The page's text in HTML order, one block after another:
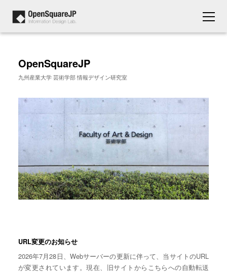
OpenSquareJP
九州産業大学 芸術学部 情報デザイン研究室
URL変更のお知らせ
2026年7月28日、Webサーバーの更新に伴って、当サイトのURL
が変更されています。現在、旧サイトからこちらへの自動転送